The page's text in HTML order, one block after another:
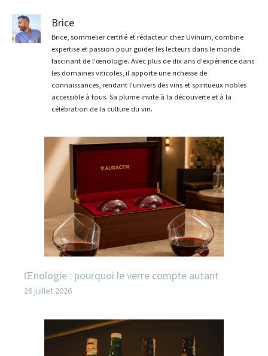
Brice
Brice, sommelier certifié et rédacteur chez Uvinum, combine
expertise et passion pour guider les lecteurs dans le monde
fascinant de l'œnologie. Avec plus de dix ans d'expérience dans
les domaines viticoles, il apporte une richesse de
connaissances, rendant l'univers des vins et spiritueux nobles
accessible à tous. Sa plume invite à la découverte et à la
célébration de la culture du vin.
Œnologie : pourquoi le verre compte autant
26 juillet 2026